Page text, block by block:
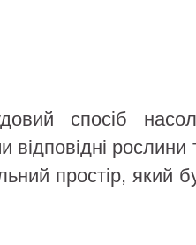
спосіб
рослини
простір, який